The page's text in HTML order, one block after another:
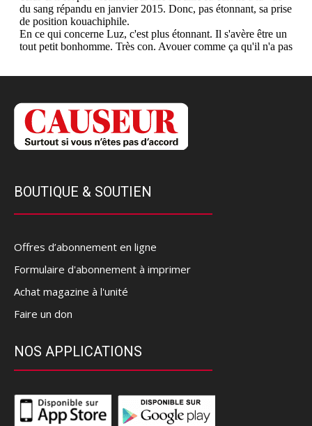
BOUTIQUE & SOUTIEN
Offres d’abonnement en ligne
Formulaire d'abonnement à imprimer
Achat magazine à l'unité
Faire un don
NOS APPLICATIONS